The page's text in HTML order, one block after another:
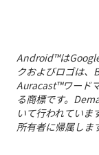
Android™は
クおよびロゴは、
Auracast™ワード
る商標です。
いて行われていま
所有者に帰属しま